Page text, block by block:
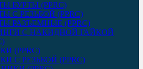
БУРТЫ (PPRC)
C РЕЗЬБОЙ (PPRC)
РАЗЪЕМНЫЕ (PPRC)
С НАКИДНОЙ ГАЙКОЙ
(PPRC)
С РЕЗЬБОЙ (PPRC)